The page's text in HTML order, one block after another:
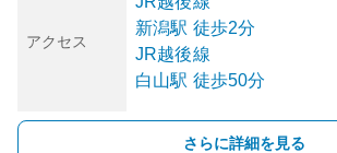
アクセス
新潟駅 徒歩2分
JR越後線
白山駅 徒歩50分
さらに詳細を見る